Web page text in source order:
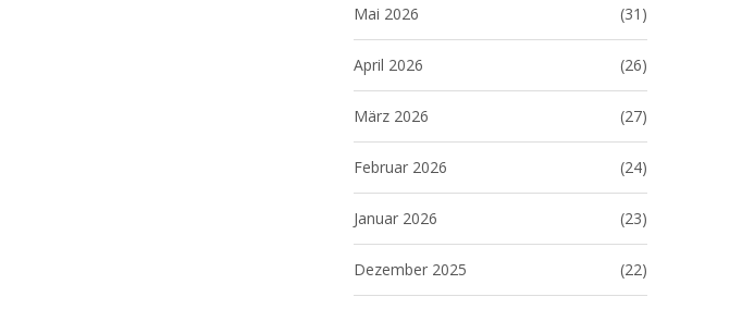
Mai 2026 (31)
April 2026 (26)
März 2026 (27)
Februar 2026 (24)
Januar 2026 (23)
Dezember 2025 (22)